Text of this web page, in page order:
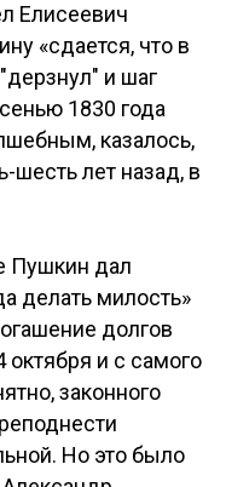
Елисеевич
«сдается, что в
и шаг
1830 года
казалось,
шесть лет назад, в
Пушкин дал
делать милость»
долгов
и с самого
законного
Но это было